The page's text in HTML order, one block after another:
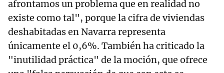
afrontamos un problema que en realidad no
existe como tal", porque la cifra de viviendas
deshabitadas en Navarra representa
únicamente el 0,6%. También ha criticado la
"inutilidad práctica" de la moción, que ofrece